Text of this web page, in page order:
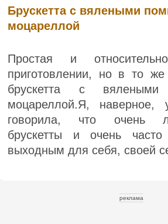
Брускетта с вялеными
моцареллой
Простая и
приготовлении, но в то
брускетта с
моцареллой.Я, наверное,
говорила, что очень
брускетты и очень
выходным для себя, своей
реклама